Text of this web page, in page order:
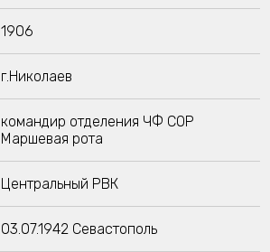
1906
г.Николаев
командир отделения ЧФ СОР
Маршевая рота
Центральный РВК
03.07.1942 Севастополь